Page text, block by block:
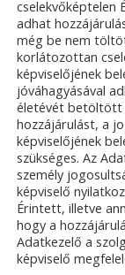
cselekvőképtelen
adhat
még be nem
korlátozottan
képviselőjének
jóváhagyásával
életévét betöltött
hozzájárulást, a
képviselőjének
szükséges. Az
személy
képviselő
Érintett, illetve
hogy a
Adatkezelő a
képviselő